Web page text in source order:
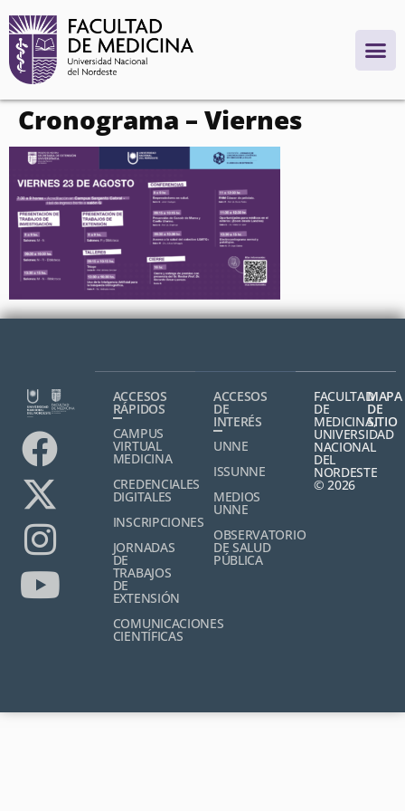
contenido
Cronograma – Viernes
ACCESOS
RÁPIDOS
CAMPUS
VIRTUAL
MEDICINA
CREDENCIALES
DIGITALES
INSCRIPCIONES
JORNADAS
DE
TRABAJOS
DE
EXTENSIÓN
COMUNICACIONES
CIENTÍFICAS
ACCESOS
DE
INTERÉS
UNNE
ISSUNNE
MEDIOS
UNNE
OBSERVATORIO
DE SALUD
PÚBLICA
FACULTAD
DE
MEDICINA,
UNIVERSIDAD
NACIONAL
DEL
NORDESTE
© 2026
MAPA
DE
SITIO